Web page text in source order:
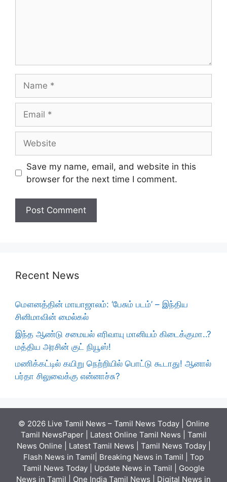
Save my name, email, and website in this
browser for the next time I comment.
Recent News
மௌனத்தின் மாயாஜாலம்: ‘பேசும் படம்’ – இந்திய
சினிமாவின் மைல்கல்
இந்த ஆண்டு சமையல் எரிவாயு மானியம் கிடைக்குமா..?
மத்திய அரசின் குட் நியூஸ்!
மணிக்கட்டில் கயிறு நெற்றியில் பொட்டு கூடாது! ஆனால்
பர்தா சிலுவைக்கு என்னாச்சு?
© 2026 Live Tamil News – Tamil News Today | Online
Tamil NewsPaper | Latest Online Tamil News | Tamil
News Online | Latest Tamil News | Tamil News Today |
Flash News in Tamil| Breaking News in Tamil | Top
Tamil News Today | Update News in Tamil | Google
News in Tamil | One India Tamil News | Digital News in